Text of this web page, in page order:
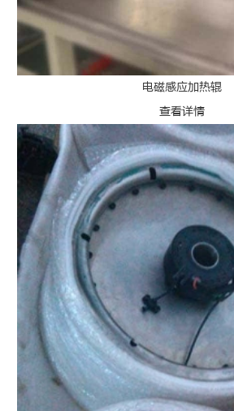
电磁感应加热辊
查看详情